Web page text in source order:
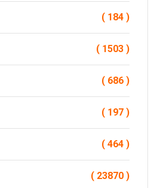
( 184 )
( 1503 )
( 686 )
( 197 )
( 464 )
( 23870 )